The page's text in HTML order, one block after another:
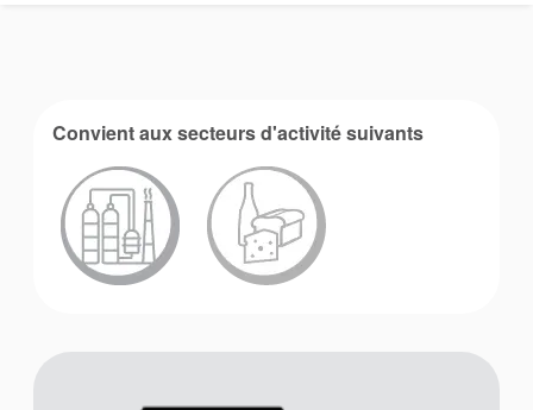
Convient aux secteurs d'activité suivants